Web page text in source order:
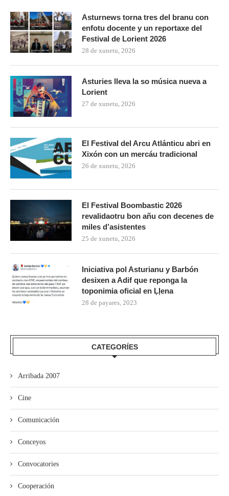
Asturnews torna tres del branu con
enfotu docente y un reportaxe del
Festival de Lorient 2026
28 de xunetu, 2026
Asturies lleva la so música nueva a
Lorient
27 de xunetu, 2026
El Festival del Arcu Atlánticu abri en
Xixón con un mercáu tradicional
26 de xunetu, 2026
El Festival Boombastic 2026
revalidaotru bon añu con decenes de
miles d’asistentes
25 de xunetu, 2026
Iniciativa pol Asturianu y Barbón
desixen a Adif que reponga la
toponimia oficial en Ḷḷena
28 de payares, 2023
CATEGORÍES
Arribada 2007
Cine
Comunicación
Conceyos
Convocatories
Cooperación